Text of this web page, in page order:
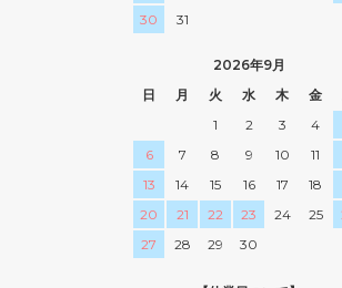
30
31
2026年9月
日
月 火 水 木 金
1
2 3 4
6
7 8 9 10 11
13
14 15 16 17 18
20
21 22 23 24 25
27
28 29 30